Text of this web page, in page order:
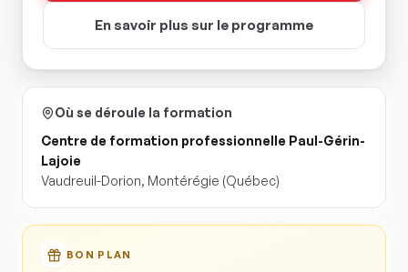
En savoir plus sur le programme
Où se déroule la formation
Centre de formation professionnelle Paul-Gérin-
Lajoie
Vaudreuil-Dorion, Montérégie (Québec)
BON PLAN